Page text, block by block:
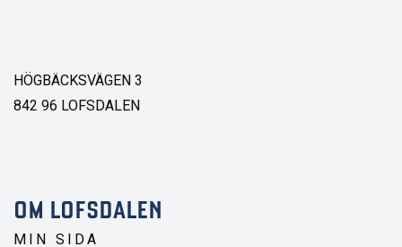
HÖGBÄCKSVÄGEN 3
842 96 LOFSDALEN
OM LOFSDALEN
MIN SIDA